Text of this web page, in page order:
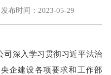
时间：2023-05-29
司深入学习贯彻习近平法治
企建设各项要求和工作部